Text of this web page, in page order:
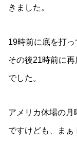
きました。
19時前に底を打っ
その後21時前に
でした。
アメリカ休場の月
ですけども、まぁ